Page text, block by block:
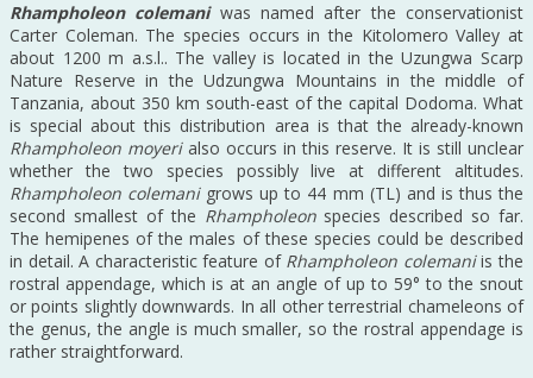
Rhampholeon colemani was named after the conservationist
Carter Coleman. The species occurs in the Kitolomero Valley at
about 1200 m a.s.l.. The valley is located in the Uzungwa Scarp
Nature Reserve in the Udzungwa Mountains in the middle of
Tanzania, about 350 km south-east of the capital Dodoma. What
is special about this distribution area is that the already-known
Rhampholeon moyerialso occurs in this reserve. It is still unclear
whether the two species possibly live at different altitudes.
Rhampholeon colemanigrows up to 44 mm (TL) and is thus the
second smallest of the Rhampholeonspecies described so far.
The hemipenes of the males of these species could be described
in detail. A characteristic feature of Rhampholeon colemaniis the
rostral appendage, which is at an angle of up to 59° to the snout
or points slightly downwards. In all other terrestrial chameleons of
the genus, the angle is much smaller, so the rostral appendage is
rather straightforward.